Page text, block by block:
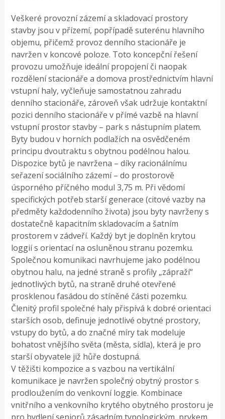
Veškeré provozní zázemí a skladovací prostory
stavby jsou v přízemí, popřípadě suterénu hlavního
objemu, přičemž provoz denního stacionáře je
navržen v koncové poloze. Toto koncepční řešení
provozu umožňuje ideální propojení či naopak
rozdělení stacionáře a domova prostřednictvím hlavní
vstupní haly, vyčleňuje samostatnou zahradu
denního stacionáře, zároveň však udržuje kontaktní
pozici denního stacionáře v přímé vazbě na hlavní
vstupní prostor stavby – park s nástupním platem.
Byty budou v horních podlažích na osvědčeném
principu dvoutraktu s obytnou podélnou halou.
Dispozice bytů je navržena – díky racionálnímu
seřazení sociálního zázemí – do prostorově
úsporného příčného modul 3,75 m. Při vědomí
specifických potřeb starší generace (citové vazby na
předměty každodenního života) jsou byty navrženy s
dostatečně kapacitním skladovacím a šatním
prostorem v zádveří. Každý byt je doplněn krytou
loggií s orientací na osluněnou stranu pozemku.
Společnou komunikaci navrhujeme jako podélnou
obytnou halu, na jedné straně s profily „zápraží“
jednotlivých bytů, na straně druhé otevřené
prosklenou fasádou do stíněné části pozemku.
Členitý profil společné haly přispívá k dobré orientaci
starších osob, definuje jednotlivé obytné prostory,
vstupy do bytů, a do značné míry tak modeluje
bohatost vnějšího světa (města, sídla), která je pro
starší obyvatele již hůře dostupná.
V těžišti kompozice a s vazbou na vertikální
komunikace je navržen společný obytný prostor s
prodloužením do venkovní loggie. Kombinace
vnitřního a venkovního krytého obytného prostoru je